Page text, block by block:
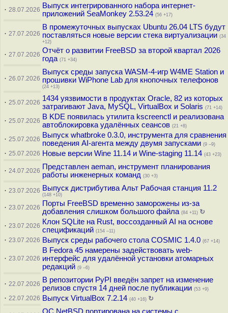
· 28.07.2026 Выпуск интегрированного набора интернет-
приложений SeaMonkey 2.53.24 (56 +17)
· 27.07.2026
В промежуточных выпусках Ubuntu 26.04 LTS будут
поставляться новые версии стека виртуализации (34
+12)
· 27.07.2026 Отчёт о развитии FreeBSD за второй квартал 2026
года (71 +34)
· 26.07.2026
Выпуск среды запуска WASM-4-игр W4ME Station и
прошивки WiPhone Lab для кнопочных телефонов
(24 +13)
· 25.07.2026 1434 уязвимости в продуктах Oracle, 82 из которых
затрагивают Java, MySQL, VirtualBox и Solaris (71 +14)
· 25.07.2026 В KDE появилась утилита kscreenctl и реализована
автоблокировка удалённых сеансов (21 +8)
· 25.07.2026 Выпуск whatbroke 0.3.0, инструмента для сравнения
поведения AI-агента между двумя запусками (9 –9)
· 25.07.2026 Новые версии Wine 11.14 и Wine-staging 11.14 (43 +23)
· 24.07.2026 Представлен aeman, инструмент планирования
работы инженерных команд (30 +3)
· 23.07.2026 Выпуск дистрибутива Альт Рабочая станция 11.2
(148 +10)
· 23.07.2026 Порты FreeBSD временно заморожены из-за
добавления слишком большого файла (84 +11) ↻
· 23.07.2026 Клон SQLite на Rust, воссозданный AI на основе
спецификаций (154 –11)
· 23.07.2026 Выпуск среды рабочего стола COSMIC 1.4.0 (67 +14)
· 23.07.2026
В Fedora 45 намерены задействовать web-
интерфейс для удалённой установки атомарных
редакций (9 –6)
· 22.07.2026 В репозитории PyPI введён запрет на изменение
релизов спустя 14 дней после публикации (53 +9)
· 22.07.2026 Выпуск VirtualBox 7.2.14 (40 +16) ↻